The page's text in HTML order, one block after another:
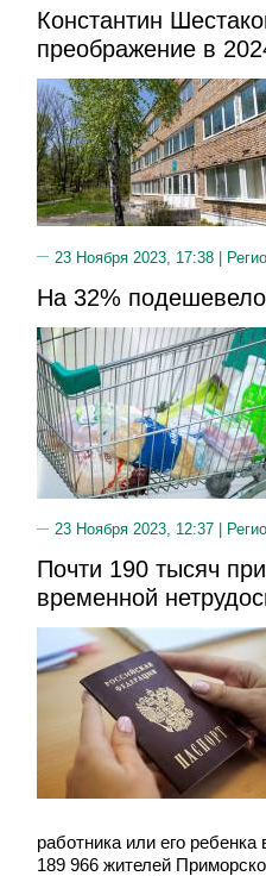
Константин
преображение в
23 Ноября 2023, 17:38 |
На 32%
23 Ноября 2023, 12:37 |
Почти 190 тысяч
временной
работника или его
189 966 жителей